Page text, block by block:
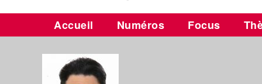
Accueil Numéros Focus